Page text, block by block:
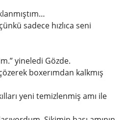
sadece hızlıca seni
yineledi Gözde.
boxerımdan kalkmış
yeni temizlenmiş amı ile